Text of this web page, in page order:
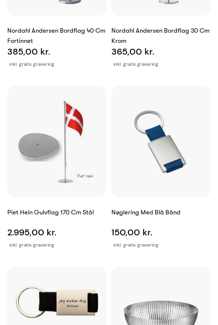
Nordahl Andersen Bordflag 40 Cm
Fortinnet
inkl. gratis gravering
385,00 kr.
Nordahl Andersen Bordflag 30 Cm
Krom
inkl. gratis gravering
365,00 kr.
Piet Hein Gulvflag 170 Cm Stål
inkl. gratis gravering
2.995,00 kr.
Nøglering Med Blå Bånd
inkl. gratis gravering
150,00 kr.